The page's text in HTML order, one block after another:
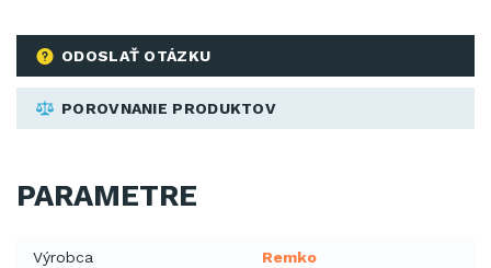
ODOSLAŤ OTÁZKU
POROVNANIE PRODUKTOV
PARAMETRE
Výrobca Remko